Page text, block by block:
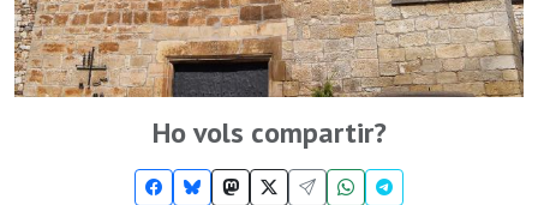
Ho vols compartir?